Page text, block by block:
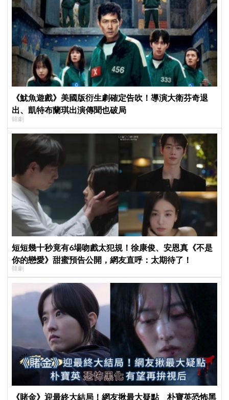
《魷魚遊戲》美國版衍生劇確定告吹！導演大衛芬奇退
出、凱特布蘭琪出演傳聞也破局
韓劇
短短幾十秒竟有6場吻戲太犯規！徐康俊、安恩真《不是
你的戀愛》甜蜜預告公開，網友直呼：太期待了！
韓劇
《賭金》迎最終大結局！網友揪最大疑點 朴寶英恐怖黑